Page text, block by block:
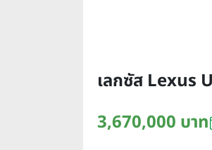
เลกซัส Lexus
3,670,000 บาท